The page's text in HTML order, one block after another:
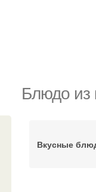
Блюдо из
Вкусные